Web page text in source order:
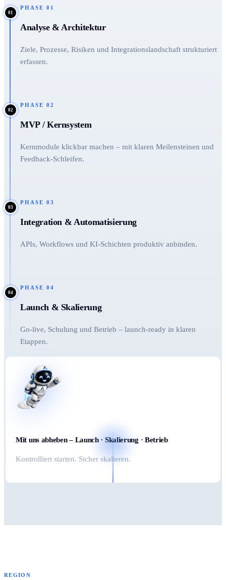
01
PHASE 01
Analyse & Architektur
Ziele, Prozesse, Risiken und Integrationslandschaft strukturiert
erfassen.
02
PHASE 02
MVP / Kernsystem
Kernmodule klickbar machen – mit klaren Meilensteinen und
Feedback-Schleifen.
03
PHASE 03
Integration & Automatisierung
APIs, Workflows und KI-Schichten produktiv anbinden.
04
PHASE 04
Launch & Skalierung
Go-live, Schulung und Betrieb – launch-ready in klaren
Etappen.
Mit uns abheben – Launch · Skalierung · Betrieb
Kontrolliert starten. Sicher skalieren.
REGION